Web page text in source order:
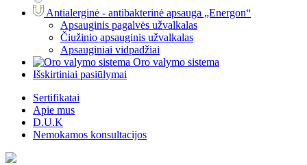
Antialerginė - antibakterinė apsauga „Energon“
Apsauginis pagalvės užvalkalas
Čiužinio apsauginis užvalkalas
Apsauginiai vidpadžiai
Oro valymo sistema
Išskirtiniai pasiūlymai
Sertifikatai
Apie mus
D.U.K
Nemokamos konsultacijos